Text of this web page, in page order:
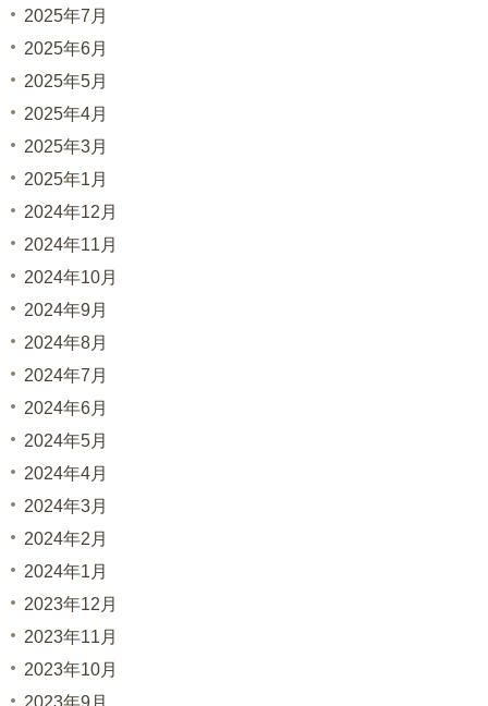
2025年7月
2025年6月
2025年5月
2025年4月
2025年3月
2025年1月
2024年12月
2024年11月
2024年10月
2024年9月
2024年8月
2024年7月
2024年6月
2024年5月
2024年4月
2024年3月
2024年2月
2024年1月
2023年12月
2023年11月
2023年10月
2023年9月